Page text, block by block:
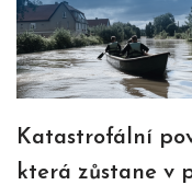
Katastrofální
která zůstane v